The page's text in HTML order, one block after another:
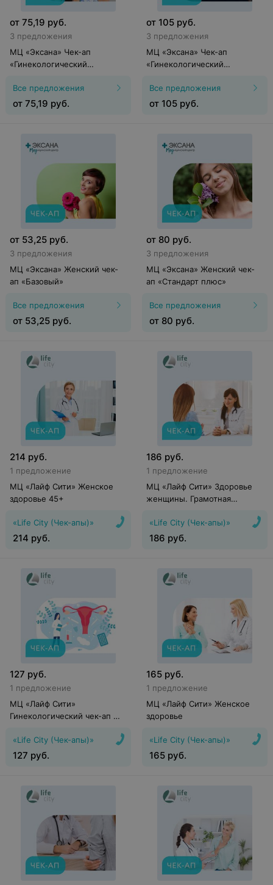
от 75,19 руб.
3 предложения
МЦ «Эксана» Чек-ап
«Гинекологический
Все предложения
от 75,19 руб.
от 105 руб.
3 предложения
МЦ «Эксана» Чек-ап
«Гинекологический
Все предложения
от 105 руб.
от 53,25 руб.
3 предложения
МЦ «Эксана» Женский чек-
ап «Базовый»
Все предложения
от 53,25 руб.
от 80 руб.
3 предложения
МЦ «Эксана» Женский чек-
ап «Стандарт плюс»
Все предложения
от 80 руб.
214 руб.
1 предложение
МЦ «Лайф Сити» Женское
здоровье 45+
«Life City (Чек-апы)»
214 руб.
186 руб.
1 предложение
МЦ «Лайф Сити» Здоровье
женщины. Грамотная
«Life City (Чек-апы)»
186 руб.
127 руб.
1 предложение
МЦ «Лайф Сити»
Гинекологический чек-ап №
«Life City (Чек-апы)»
127 руб.
165 руб.
1 предложение
МЦ «Лайф Сити» Женское
здоровье
«Life City (Чек-апы)»
165 руб.